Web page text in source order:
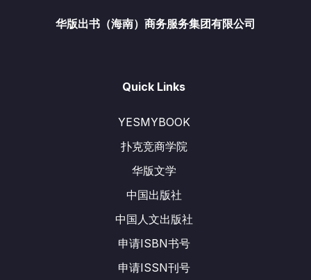
华版出书（海南）商务服务集团有限公司
Quick Links
YESMYBOOK
扑克竞商学院
华版文学
中国出版社
中国人文出版社
申请ISBN书号
申请ISSN刊号